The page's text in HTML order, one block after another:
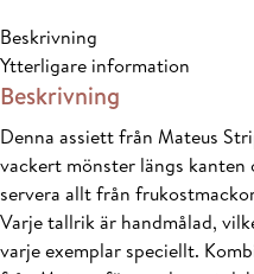
Beskrivning
Ytterligare information
Beskrivning
Denna assiett från Mateus
vackert mönster längs
servera allt från
Varje tallrik är handmålad,
varje exemplar speciellt.